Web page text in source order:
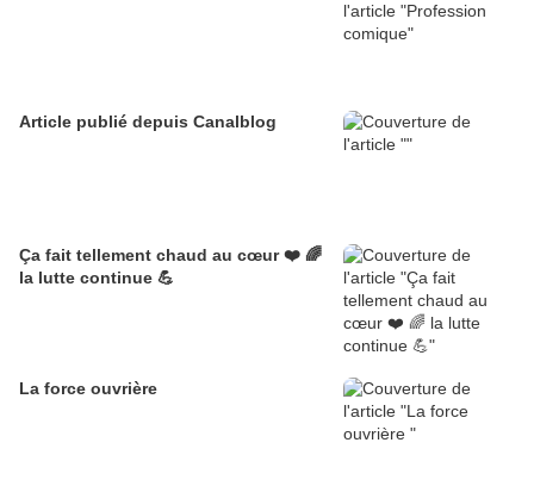
Article publié depuis Canalblog
Ça fait tellement chaud au cœur ❤️ 🌈
la lutte continue 💪
La force ouvrière